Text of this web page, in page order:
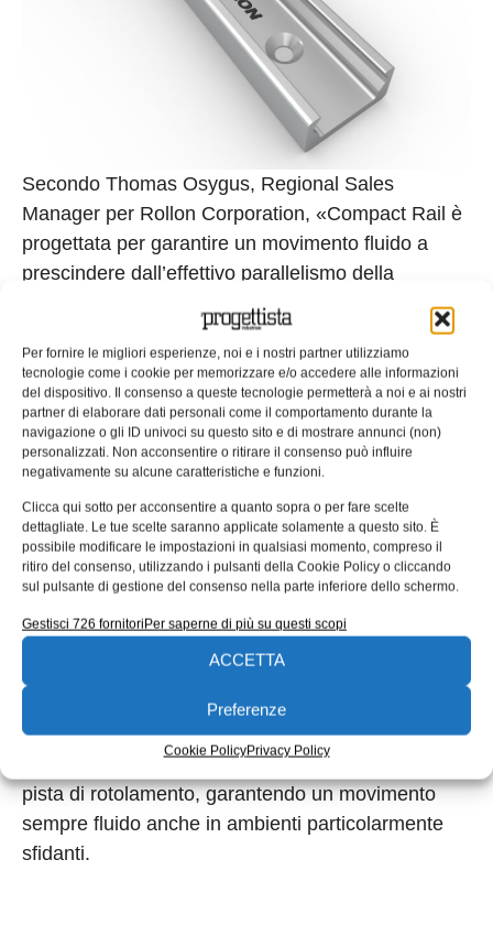
Per fornire le migliori esperienze, noi e i nostri partner utilizziamo
tecnologie come i cookie per memorizzare e/o accedere alle informazioni
del dispositivo. Il consenso a queste tecnologie permetterà a noi e ai nostri
partner di elaborare dati personali come il comportamento durante la
navigazione o gli ID univoci su questo sito e di mostrare annunci (non)
personalizzati. Non acconsentire o ritirare il consenso può influire
negativamente su alcune caratteristiche e funzioni.
Clicca qui sotto per acconsentire a quanto sopra o per fare scelte
dettagliate. Le tue scelte saranno applicate solamente a questo sito. È
possibile modificare le impostazioni in qualsiasi momento, compreso il
ritiro del consenso, utilizzando i pulsanti della Cookie Policy o cliccando
sul pulsante di gestione del consenso nella parte inferiore dello schermo.
Gestisci 726 fornitoriPer saperne di più su questi scopi
ACCETTA
Preferenze
Cookie PolicyPrivacy Policy
Secondo Thomas Osygus, Regional Sales
Manager per Rollon Corporation, «Compact Rail è
progettata per garantire un movimento fluido a
prescindere dall’effettivo parallelismo della
superficie di montaggio: per questo motivo ha
rappresentato la soluzione ideale per la specifica
applicazione di SPEVCO».
Inoltre, le guide Compact Rail, presentano le piste
di rotolamento all’interno del profilo, un tipo di
configurazione che protegge la pista da danni e
agenti contaminanti, consentendo al contempo il
montaggio di guida e cursore in aree con spazio
limitato. I tergipista precaricati a molla integrati
nelle testate e le tenute laterali del cursore
rendono questa guida la scelta ottimale per un
veicolo potenzialmente esposto ad ambienti ad alto
tasso di contaminazione. Inoltre gli elementi
volventi maggiormente dimensionati (fino a 3 pollici
di diametro) consentono al cursore di superare
agevolmente anche possibili detriti accumulati sulla
pista di rotolamento, garantendo un movimento
sempre fluido anche in ambienti particolarmente
sfidanti.